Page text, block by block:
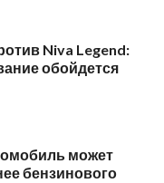
Niva Legend:
обойдется
может
бензинового